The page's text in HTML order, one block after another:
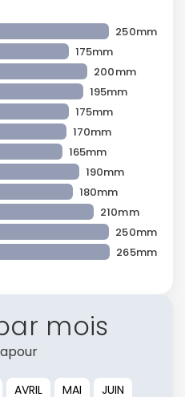
250mm
175mm
200mm
195mm
175mm
170mm
165mm
190mm
180mm
210mm
250mm
265mm
mois
AVRIL MAI
JUIN
vous par mail
Politique de